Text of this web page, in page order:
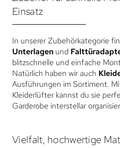
Einsatz
In unserer Zubehörkategorie
Unterlagen und
blitzschnelle und einfache
Natürlich haben wir auch
Ausführungen im Sortiment.
Kleiderlüfter kannst du sie
Garderobe interstellar
Vielfalt, hochwertige